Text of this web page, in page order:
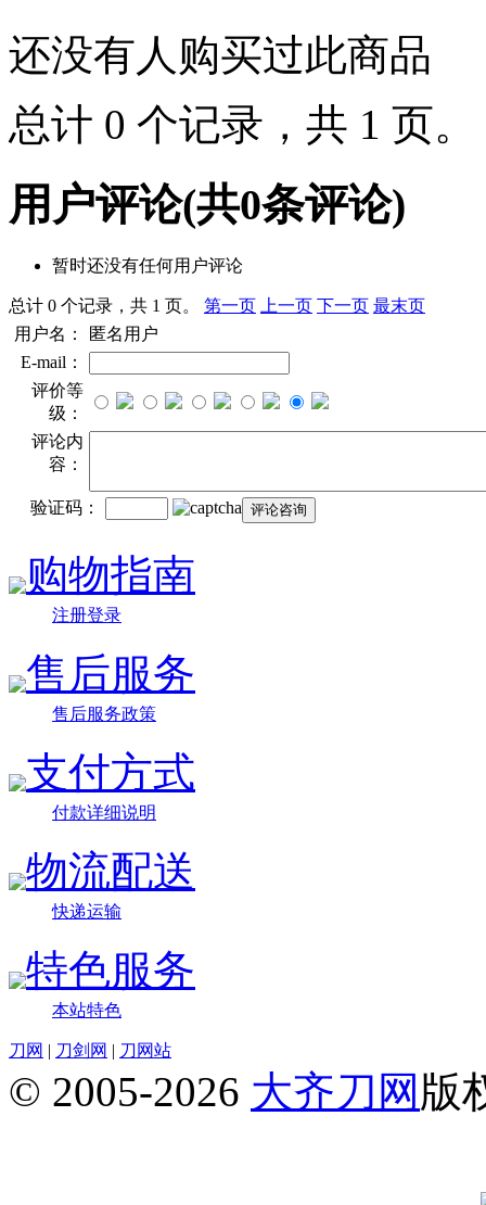
还没有人购买过此商品
总计 0 个记录，共 1 页。
用户评论(共0条评论)
暂时还没有任何用户评论
总计 0 个记录，共 1 页。 第一页 上一页 下一页 最末页
用户名：
匿名用户
E-mail：
评价等
级：
评论内
容：
验证码：
购物指南
注册登录
售后服务
售后服务政策
支付方式
付款详细说明
物流配送
快递运输
特色服务
本站特色
刀网 | 刀剑网 | 刀网站
© 2005-2026 大齐刀网 版